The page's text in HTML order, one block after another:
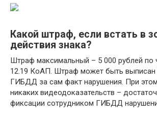
Какой штраф, если встать в
действия знака?
Штраф максимальный – 5 000 рублей по
12.19 КоАП. Штраф может быть выписан
ГИБДД за сам факт нарушения. При
никаких видеодоказательств –
фиксации сотрудником ГИБДД